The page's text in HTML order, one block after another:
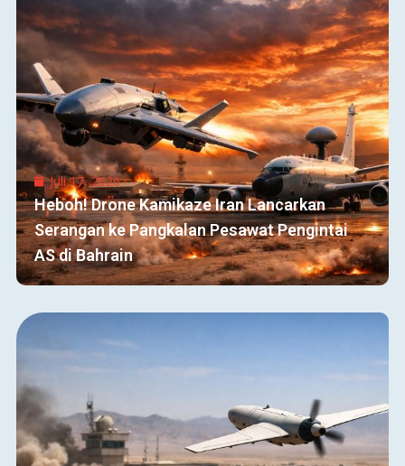
Juli 17, 2026
Heboh! Drone Kamikaze Iran Lancarkan
Serangan ke Pangkalan Pesawat Pengintai
AS di Bahrain